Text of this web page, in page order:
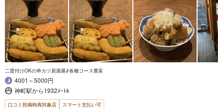
二度付けOKの串カツ居酒屋♪各種コース豊富
4001～5000円
神町駅から1932ﾒｰﾄﾙ
口コミ投稿特典対象店 スマート支払い可